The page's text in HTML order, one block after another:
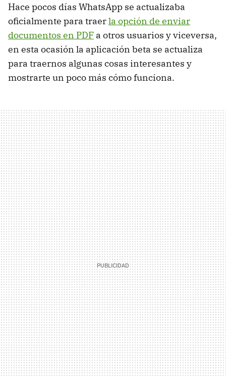
Hace pocos días WhatsApp se actualizaba
oficialmente para traerla opción de enviar
documentos en PDF a otros usuarios y viceversa,
en esta ocasión la aplicación beta se actualiza
para traernos algunas cosas interesantes y
mostrarte un poco más cómo funciona.